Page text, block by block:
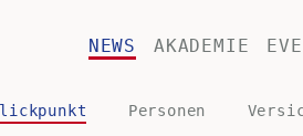
NEWS AKADEMIE
Personen